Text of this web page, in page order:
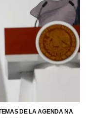
DE LA AGENDA NA